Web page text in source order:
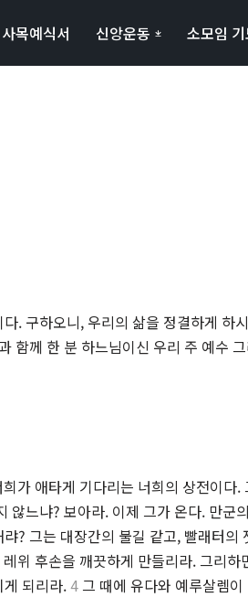
사목예식서 신앙운동 소모임
. 구하오니, 우리의 삶을 정결하게 하
함께 한 분 하느님이신 우리 주 예수
가 애타게 기다리는 너희의 상전이다.
않느냐? 보아라. 이제 그가 온다. 만군
? 그는 대장간의 불길 같고, 빨래터의
위 후손을 깨끗하게 만들리라. 그리하
되리라.4 그 때에 유다와 예루살렘이